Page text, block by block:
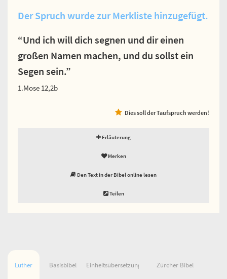
Der Spruch wurde zur Merkliste hinzugefügt.
“Und ich will dich segnen und dir einen
großen Namen machen, und du sollst ein
Segen sein.”
1.Mose 12,2b
Dies soll der Taufspruch werden!
Erläuterung
Merken
Den Text in der Bibel online lesen
Teilen
Luther Basisbibel Einheitsübersetzung Zürcher Bibel